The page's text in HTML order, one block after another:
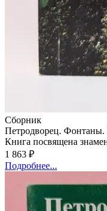
Сборник
Петродворец. Фонтаны.
Книга посвящена
незаменимым
1 863 ₽
Подробнее...